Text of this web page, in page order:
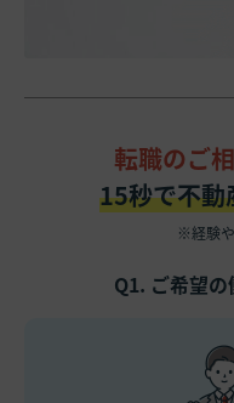
転職のご
15秒で不動
※経験や
Q1. ご希望